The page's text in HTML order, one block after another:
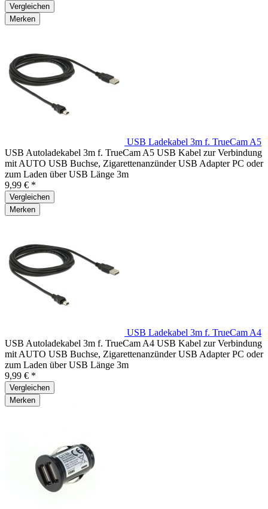
Vergleichen
Merken
USB Ladekabel 3m f. TrueCam A5
USB Autoladekabel 3m f. TrueCam A5 USB Kabel zur Verbindung
mit AUTO USB Buchse, Zigarettenanzünder USB Adapter PC oder
zum Laden über USB Länge 3m
9,99 € *
Vergleichen
Merken
USB Ladekabel 3m f. TrueCam A4
USB Autoladekabel 3m f. TrueCam A4 USB Kabel zur Verbindung
mit AUTO USB Buchse, Zigarettenanzünder USB Adapter PC oder
zum Laden über USB Länge 3m
9,99 € *
Vergleichen
Merken